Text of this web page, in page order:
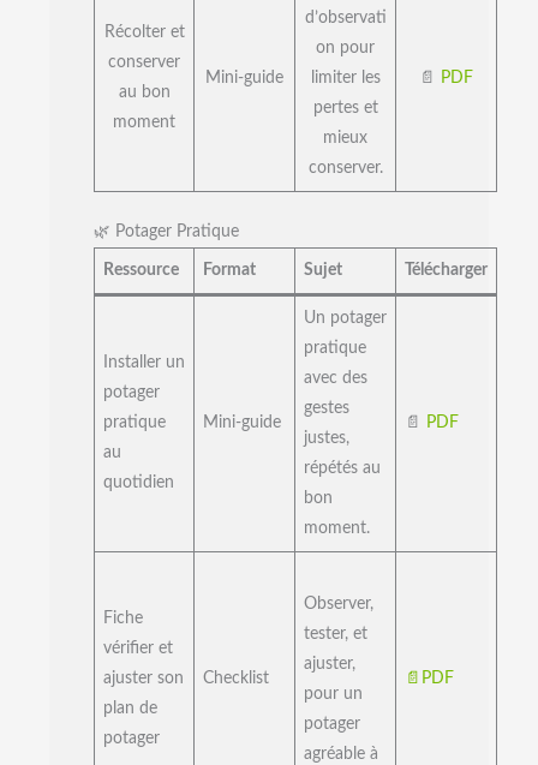
Récolter et
conserver
au bon
moment
Mini-guide
d’observati
on pour
limiter les
pertes et
mieux
conserver.
📄 PDF
🌿 Potager Pratique
Ressource Format Sujet Télécharger
Installer un
potager
pratique
au
quotidien
Mini-guide
Un potager
pratique
avec des
gestes
justes,
répétés au
bon
moment.
📄 PDF
Fiche
vérifier et
ajuster son
plan de
potager
Checklist
Observer,
tester, et
ajuster,
pour un
potager
agréable à
📄 PDF